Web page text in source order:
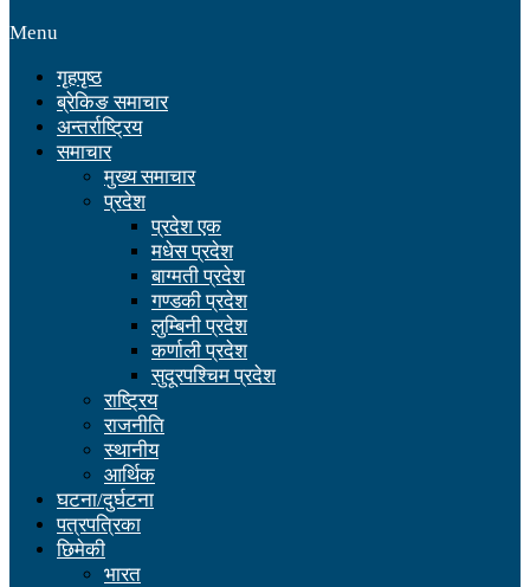
Menu
गृहपृष्ठ
ब्रेकिङ समाचार
अन्तर्राष्ट्रिय
समाचार
मुख्य समाचार
प्रदेश
प्रदेश एक
मधेस प्रदेश
बाग्मती प्रदेश
गण्डकी प्रदेश
लुम्बिनी प्रदेश
कर्णाली प्रदेश
सुदूरपश्चिम प्रदेश
राष्ट्रिय
राजनीति
स्थानीय
आर्थिक
घटना/दुर्घटना
पत्रपत्रिका
छिमेकी
भारत